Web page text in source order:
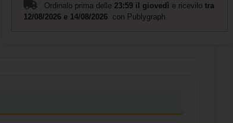
Ordinalo prima delle 23:59 il giovedì e ricevilo tra
12/08/2026 e 14/08/2026 con Publygraph